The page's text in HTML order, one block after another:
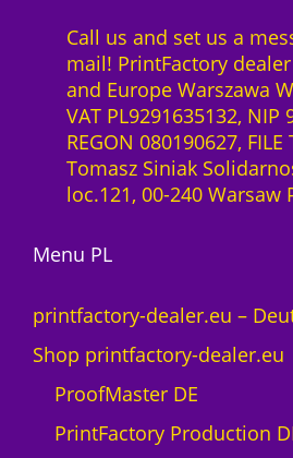
Call us and set us a
mail! PrintFactory
and Europe Warszawa
VAT PL9291635132, NIP
REGON 080190627, FILE
Tomasz Siniak
loc.121, 00-240 Warsaw
Menu PL
printfactory-dealer.eu –
Shop printfactory-dealer.eu
ProofMaster DE
PrintFactory Production